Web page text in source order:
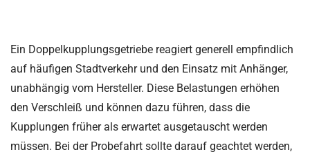
Ein Doppelkupplungsgetriebe reagiert generell empfindlich
auf häufigen Stadtverkehr und den Einsatz mit Anhänger,
unabhängig vom Hersteller. Diese Belastungen erhöhen
den Verschleiß und können dazu führen, dass die
Kupplungen früher als erwartet ausgetauscht werden
müssen. Bei der Probefahrt sollte darauf geachtet werden,